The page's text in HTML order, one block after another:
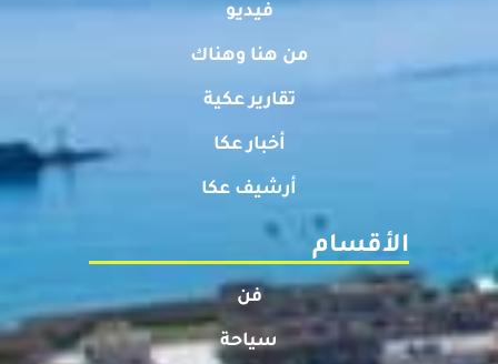
فيديو
من هنا وهناك
تقارير عكية
أخبار عكا
أرشيف عكا
الأقسام
فن
سياحة